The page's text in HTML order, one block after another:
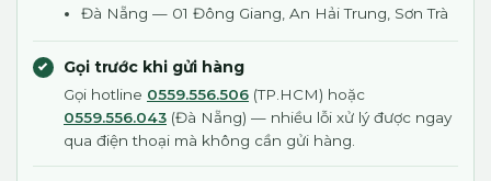
Đà Nẵng — 01 Đông Giang, An Hải Trung, Sơn Trà
Gọi trước khi gửi hàng
Gọi hotline 0559.556.506 (TP.HCM) hoặc
0559.556.043 (Đà Nẵng) — nhiều lỗi xử lý được ngay
qua điện thoại mà không cần gửi hàng.